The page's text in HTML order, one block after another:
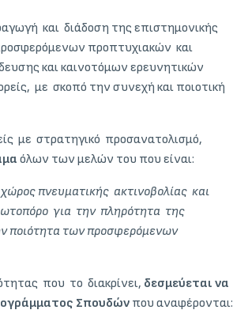
και διάδοση της επιστημονικής
προπτυχιακών και
και καινοτόμων ερευνητικών
με σκοπό την συνεχή και ποιοτική
με στρατηγικό προσανατολισμό,
όλων των μελών του που είναι:
πνευματικής ακτινοβολίας και
για την πληρότητα της
ποιότητα των προσφερόμενων
που το διακρίνει, δεσμεύεται να
Σπουδών που αναφέρονται: